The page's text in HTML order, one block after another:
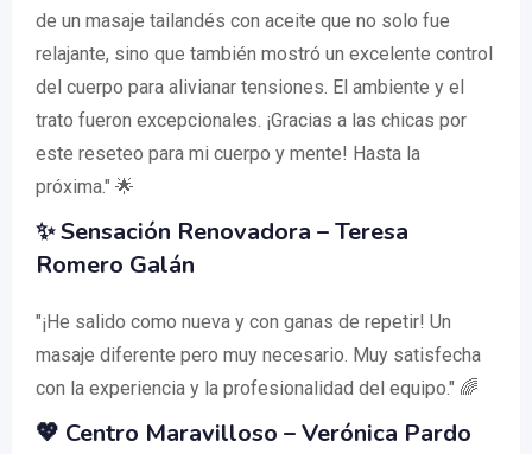
de un masaje tailandés con aceite que no solo fue
relajante, sino que también mostró un excelente control
del cuerpo para alivianar tensiones. El ambiente y el
trato fueron excepcionales. ¡Gracias a las chicas por
este reseteo para mi cuerpo y mente! Hasta la
próxima." 🌟
✨ Sensación Renovadora – Teresa
Romero Galán
"¡He salido como nueva y con ganas de repetir! Un
masaje diferente pero muy necesario. Muy satisfecha
con la experiencia y la profesionalidad del equipo." 🌈
💖 Centro Maravilloso – Verónica Pardo